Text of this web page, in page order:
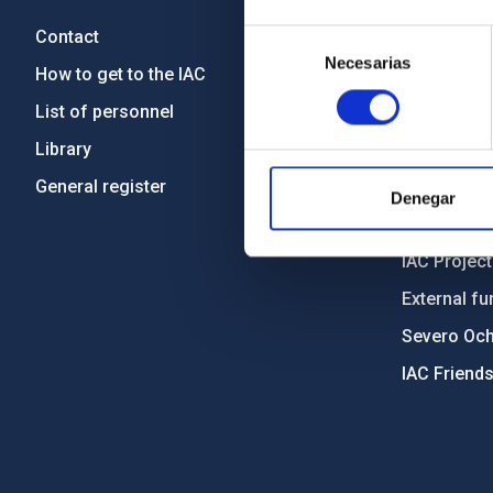
consentimiento
Necesarias
Denegar
Contact
How to get to the IAC
List of personnel
Library
General register
Gender
Forever
IAC
External
Severo
IAC Friends